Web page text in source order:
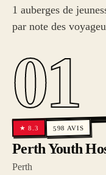
1 auberges de
par note des
01
★8.3 598 AVIS
Perth Youth
Perth